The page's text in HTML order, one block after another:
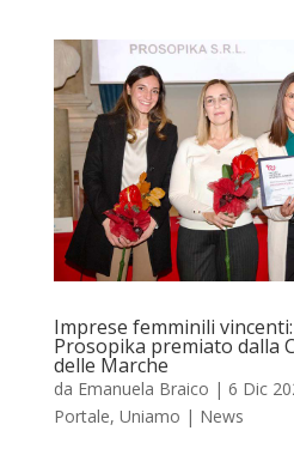
Imprese femminili
Prosopika premiato dalla
delle Marche
da Emanuela Braico | 6 Dic
Portale, Uniamo | News